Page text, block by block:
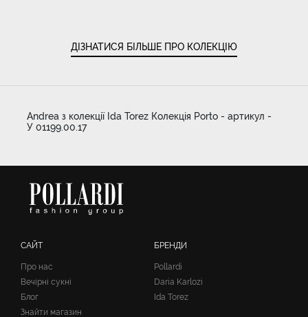
ДІЗНАТИСЯ БІЛЬШЕ ПРО КОЛЕКЦІЮ
Andrea з колекції Ida Torez Колекція Porto - артикул -
У 01199.00.17
САЙТ
Про нас
Вечірні сукні
Блог
Знайти магазин
БРЕНДИ
Pollardi
Daria Karlozi
Ida Torez